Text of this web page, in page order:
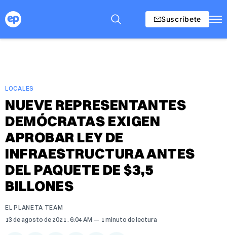
Suscríbete
LOCALES
NUEVE REPRESENTANTES
DEMÓCRATAS EXIGEN
APROBAR LEY DE
INFRAESTRUCTURA ANTES
DEL PAQUETE DE $3,5
BILLONES
EL PLANETA TEAM
13 de agosto de 2021 . 6:04 AM 1 minuto de lectura